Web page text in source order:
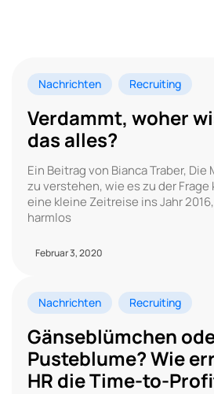
Nachrichten Recruiting
Verdammt, woher
das alles?
Ein Beitrag von Bianca Traber,
zu verstehen, wie es zu der
eine kleine Zeitreise ins Jahr
harmlos
Februar 3, 2020
Nachrichten Recruiting
Gänseblümchen
Pusteblume? Wie
HR die Time-to-